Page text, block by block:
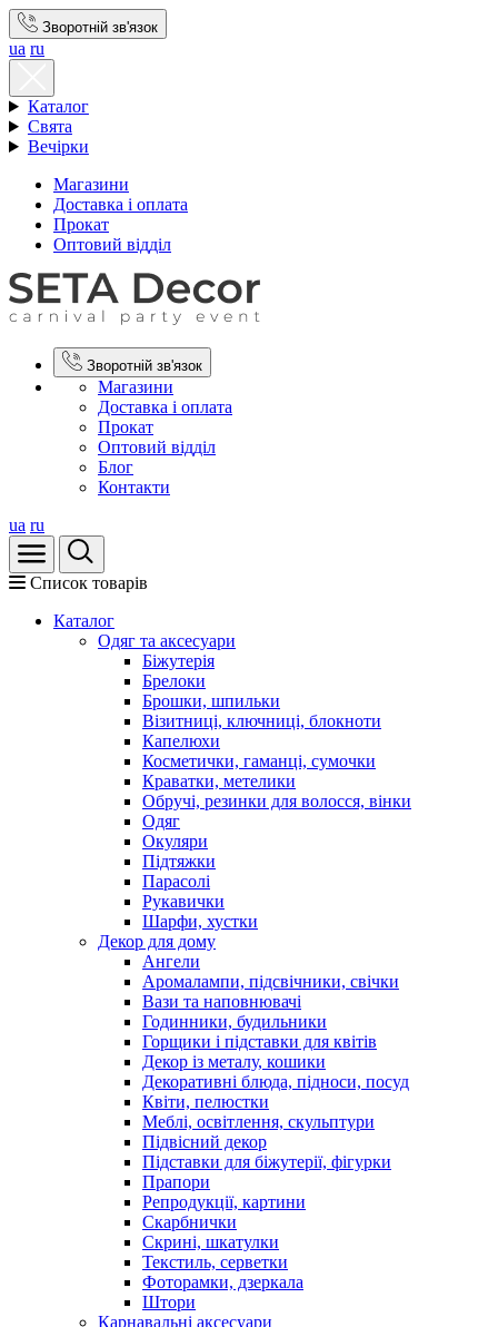
Зворотній зв'язок
ua ru
Каталог
Свята
Вечірки
Магазини
Доставка і оплата
Прокат
Оптовий відділ
Зворотній зв'язок
Магазини
Доставка і оплата
Прокат
Оптовий відділ
Блог
Контакти
ua ru
Список товарів
Каталог
Oдяг та аксесуари
Біжутерія
Брелоки
Брошки, шпильки
Візитниці, ключниці, блокноти
Капелюхи
Косметички, гаманці, сумочки
Краватки, метелики
Обручі, резинки для волосся, вінки
Одяг
Окуляри
Підтяжки
Парасолі
Рукавички
Шарфи, хустки
Декор для дому
Ангели
Аромалампи, підсвічники, свічки
Вази та наповнювачі
Годинники, будильники
Горщики і підставки для квітів
Декор із металу, кошики
Декоративні блюда, підноси, посуд
Квіти, пелюстки
Меблі, освітлення, скульптури
Підвісний декор
Підставки для біжутерії, фігурки
Прапори
Репродукції, картини
Скарбнички
Скрині, шкатулки
Текстиль, серветки
Фоторамки, дзеркала
Штори
Карнавальні аксесуари